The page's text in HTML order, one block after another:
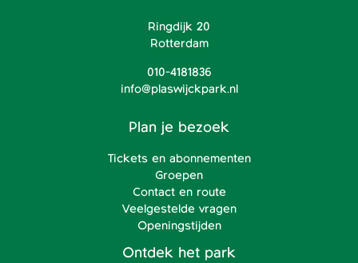
Ringdijk 20
Rotterdam
010-4181836
info@plaswijckpark.nl
Plan je bezoek
Tickets en abonnementen
Groepen
Contact en route
Veelgestelde vragen
Openingstijden
Ontdek het park